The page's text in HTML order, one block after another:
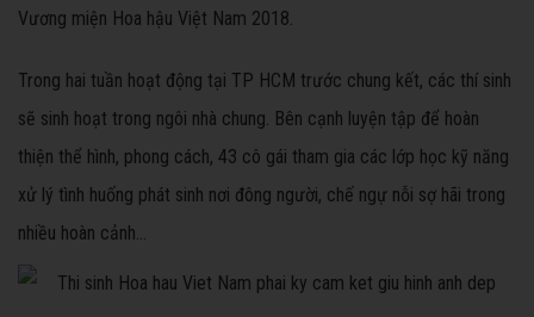
Vương miện Hoa hậu Việt Nam 2018.
Trong hai tuần hoạt động tại TP HCM trước chung kết, các thí sinh
sẽ sinh hoạt trong ngôi nhà chung. Bên cạnh luyện tập để hoàn
thiện thể hình, phong cách, 43 cô gái tham gia các lớp học kỹ năng
xử lý tình huống phát sinh nơi đông người, chế ngự nỗi sợ hãi trong
nhiều hoàn cảnh...